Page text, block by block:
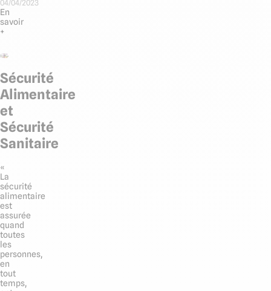
04/04/2023
En
savoir
+
Sécurité
Alimentaire
et
Sécurité
Sanitaire
«
La
sécurité
alimentaire
est
assurée
quand
toutes
les
personnes,
en
tout
temps,